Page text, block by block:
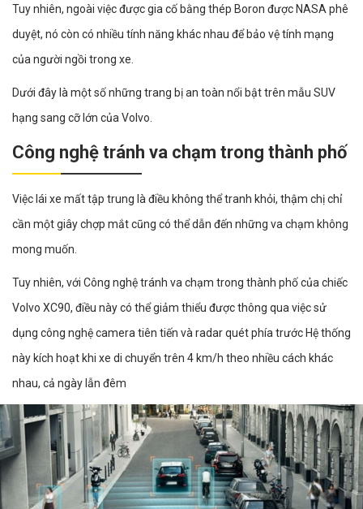
Tuy nhiên, ngoài việc được gia cố bằng thép Boron được NASA phê
duyệt, nó còn có nhiều tính năng khác nhau để bảo vệ tính mạng
của người ngồi trong xe.
Dưới đây là một số những trang bị an toàn nổi bật trên mẫu SUV
hạng sang cỡ lớn của Volvo.
Công nghệ tránh va chạm trong thành phố
Việc lái xe mất tập trung là điều không thể tranh khỏi, thậm chị chỉ
cần một giây chợp mắt cũng có thể dẫn đến những va chạm không
mong muốn.
Tuy nhiên, với Công nghệ tránh va chạm trong thành phố của chiếc
Volvo XC90, điều này có thể giảm thiểu được thông qua việc sử
dụng công nghệ camera tiên tiến và radar quét phía trước Hệ thống
này kích hoạt khi xe di chuyển trên 4 km/h theo nhiều cách khác
nhau, cả ngày lẫn đêm